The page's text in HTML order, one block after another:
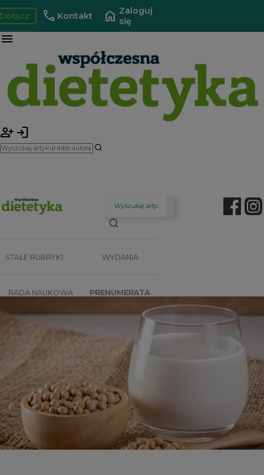
call Kontakt home Zaloguj
się
menu
person_add login
STAŁE RUBRYKI WYDANIA
RADA NAUKOWA PRENUMERATA
SZKOLENIA SKLEP